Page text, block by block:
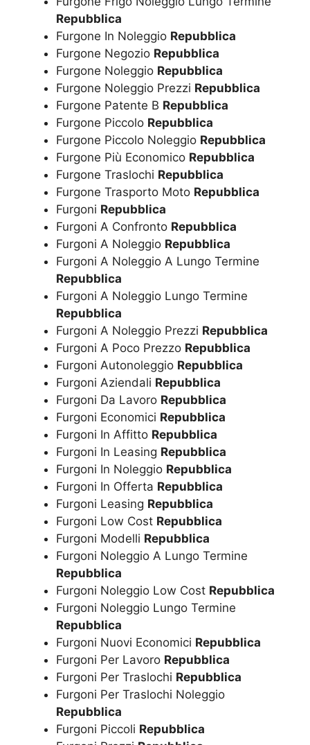
Repubblica
Furgone In Noleggio Repubblica
Furgone Negozio Repubblica
Furgone Noleggio Repubblica
Furgone Noleggio Prezzi Repubblica
Furgone Patente B Repubblica
Furgone Piccolo Repubblica
Furgone Piccolo Noleggio Repubblica
Furgone Più Economico Repubblica
Furgone Traslochi Repubblica
Furgone Trasporto Moto Repubblica
Furgoni Repubblica
Furgoni A Confronto Repubblica
Furgoni A Noleggio Repubblica
Furgoni A Noleggio A Lungo Termine
Repubblica
Furgoni A Noleggio Lungo Termine
Repubblica
Furgoni A Noleggio Prezzi Repubblica
Furgoni A Poco Prezzo Repubblica
Furgoni Autonoleggio Repubblica
Furgoni Aziendali Repubblica
Furgoni Da Lavoro Repubblica
Furgoni Economici Repubblica
Furgoni In Affitto Repubblica
Furgoni In Leasing Repubblica
Furgoni In Noleggio Repubblica
Furgoni In Offerta Repubblica
Furgoni Leasing Repubblica
Furgoni Low Cost Repubblica
Furgoni Modelli Repubblica
Furgoni Noleggio A Lungo Termine
Repubblica
Furgoni Noleggio Low Cost Repubblica
Furgoni Noleggio Lungo Termine
Repubblica
Furgoni Nuovi Economici Repubblica
Furgoni Per Lavoro Repubblica
Furgoni Per Traslochi Repubblica
Furgoni Per Traslochi Noleggio
Repubblica
Furgoni Piccoli Repubblica